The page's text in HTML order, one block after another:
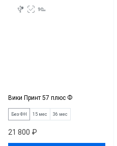
Вики Принт 57 плюс Ф
Без ФН 15 мес 36 мес
21 800 ₽